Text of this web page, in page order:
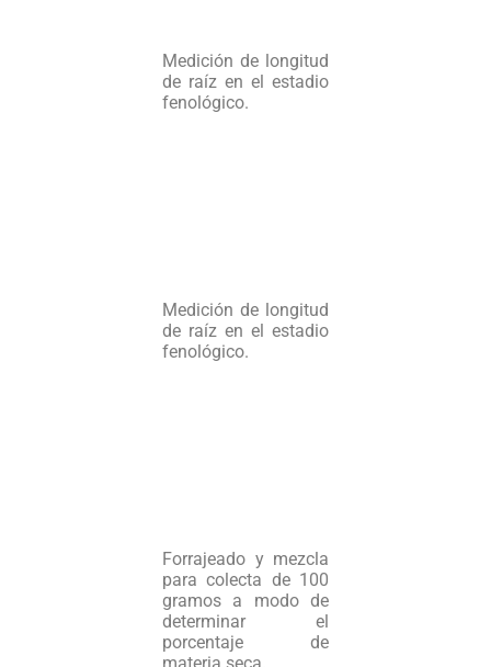
Medición de longitud
de raíz en el estadio
fenológico.
Medición de longitud
de raíz en el estadio
fenológico.
Forrajeado y mezcla
para colecta de 100
gramos a modo de
determinar el
porcentaje de